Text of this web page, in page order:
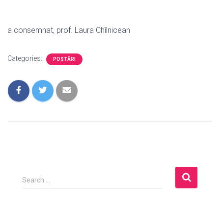
a consemnat, prof. Laura Chîlnicean
Categories: POSTĂRI
S
e
Search …